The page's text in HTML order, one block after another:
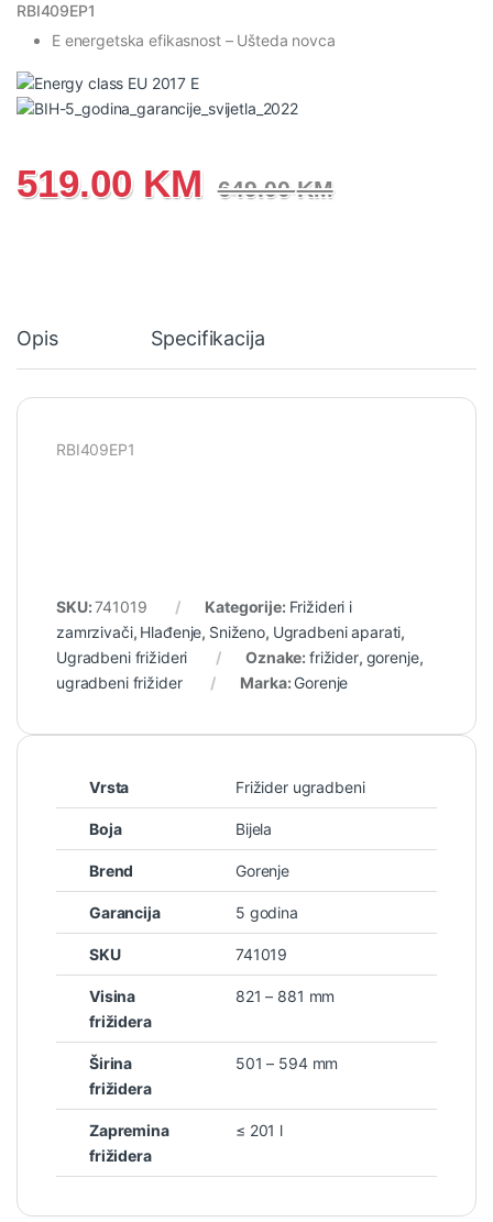
RBI409EP1
E energetska efikasnost – Ušteda novca
519.00 KM 649.00KM
Opis Specifikacija
RBI409EP1
SKU:741019 Kategorije: Frižideri i
zamrzivači, Hlađenje, Sniženo, Ugradbeni aparati,
Ugradbeni frižideri
Oznake: frižider, gorenje,
ugradbeni frižider
Marka: Gorenje
Vrsta Frižider ugradbeni
Boja Bijela
Brend Gorenje
Garancija 5 godina
SKU 741019
Visina
frižidera
821 – 881 mm
Širina
frižidera
501 – 594 mm
Zapremina
frižidera
≤ 201 l